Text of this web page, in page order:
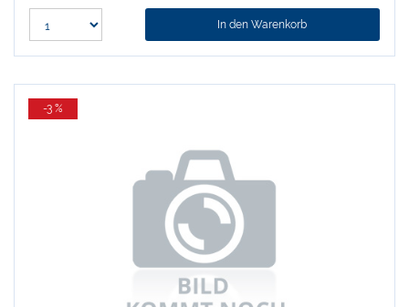
In den Warenkorb
-3 %